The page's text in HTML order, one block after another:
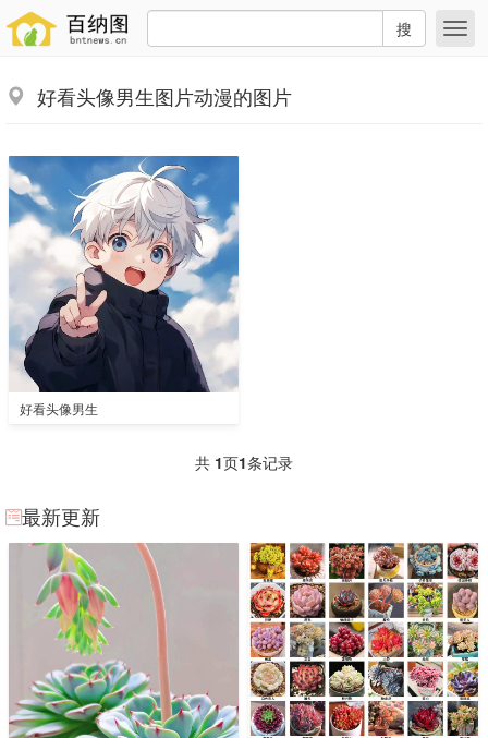
搜
好看头像男生图片动漫的图片
好看头像男生
共 1页1条记录
最新更新